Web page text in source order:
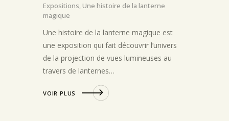
Expositions,Une histoire de la lanterne
magique
Une histoire de la lanterne magique est
une exposition qui fait découvrir l’univers
de la projection de vues lumineuses au
travers de lanternes…
VOIR PLUS